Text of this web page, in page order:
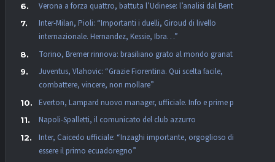
Verona a forza quattro, battuta l’Udinese: l’analisi dal Bentegodi
Inter-Milan, Pioli: “Importanti i duelli, Giroud di livello
internazionale. Hernandez, Kessie, Ibra…”
Torino, Bremer rinnova: brasiliano grato al mondo granata
Juventus, Vlahovic: “Grazie Fiorentina. Qui scelta facile,
combattere, vincere, non mollare”
Everton, Lampard nuovo manager, ufficiale. Info e prime parole
Napoli-Spalletti, il comunicato del club azzurro
Inter, Caicedo ufficiale: “Inzaghi importante, orgoglioso di
essere il primo ecuadoregno”